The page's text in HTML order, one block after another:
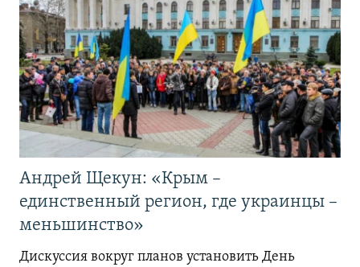
Андрей Щекун: «Крым –
единственный регион, где украинцы –
меньшинство»
Дискуссия вокруг планов установить День